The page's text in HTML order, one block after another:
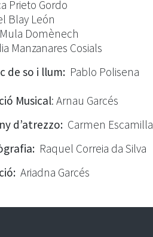
Prieto Gordo
Blay León
Domènech
Manzanares Cosials
de so i llum: Pablo Polisena
Musical: Arnau Garcés
d’atrezzo: Carmen Escamilla
Raquel Correia da Silva
Ariadna Garcés